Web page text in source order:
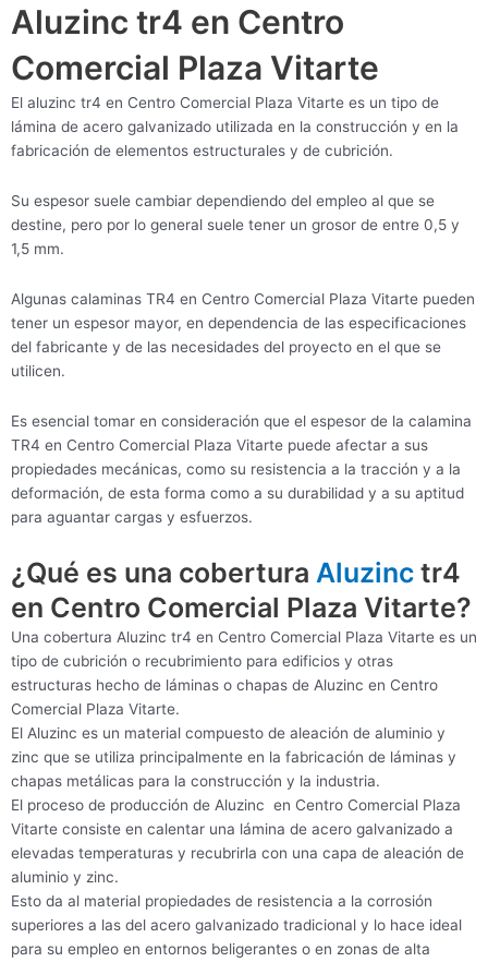
Aluzinc tr4 en Centro
Comercial Plaza Vitarte
El aluzinc tr4 en Centro Comercial Plaza Vitarte es un tipo de
lámina de acero galvanizado utilizada en la construcción y en la
fabricación de elementos estructurales y de cubrición.
Su espesor suele cambiar dependiendo del empleo al que se
destine, pero por lo general suele tener un grosor de entre 0,5 y
1,5 mm.
Algunas calaminas TR4 en Centro Comercial Plaza Vitarte pueden
tener un espesor mayor, en dependencia de las especificaciones
del fabricante y de las necesidades del proyecto en el que se
utilicen.
Es esencial tomar en consideración que el espesor de la calamina
TR4 en Centro Comercial Plaza Vitarte puede afectar a sus
propiedades mecánicas, como su resistencia a la tracción y a la
deformación, de esta forma como a su durabilidad y a su aptitud
para aguantar cargas y esfuerzos.
¿Qué es una cobertura Aluzinc tr4
en Centro Comercial Plaza Vitarte?
Una cobertura Aluzinc tr4 en Centro Comercial Plaza Vitarte es un
tipo de cubrición o recubrimiento para edificios y otras
estructuras hecho de láminas o chapas de Aluzinc en Centro
Comercial Plaza Vitarte.
El Aluzinc es un material compuesto de aleación de aluminio y
zinc que se utiliza principalmente en la fabricación de láminas y
chapas metálicas para la construcción y la industria.
El proceso de producción de Aluzinc en Centro Comercial Plaza
Vitarte consiste en calentar una lámina de acero galvanizado a
elevadas temperaturas y recubrirla con una capa de aleación de
aluminio y zinc.
Esto da al material propiedades de resistencia a la corrosión
superiores a las del acero galvanizado tradicional y lo hace ideal
para su empleo en entornos beligerantes o en zonas de alta